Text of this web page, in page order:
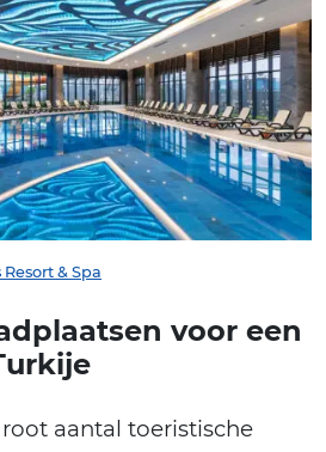
& Spa
voor een
aantal toeristische